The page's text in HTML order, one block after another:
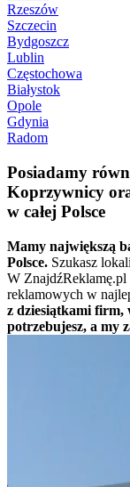
Rzeszów
Szczecin
Bydgoszcz
Lublin
Częstochowa
Białystok
Opole
Gdynia
Radom
Posiadamy
Koprzywnicy
w całej Polsce
Mamy największą
Polsce. Szukasz
W ZnajdźReklamę.pl
reklamowych w
z dziesiątkami firm,
potrzebujesz, a my